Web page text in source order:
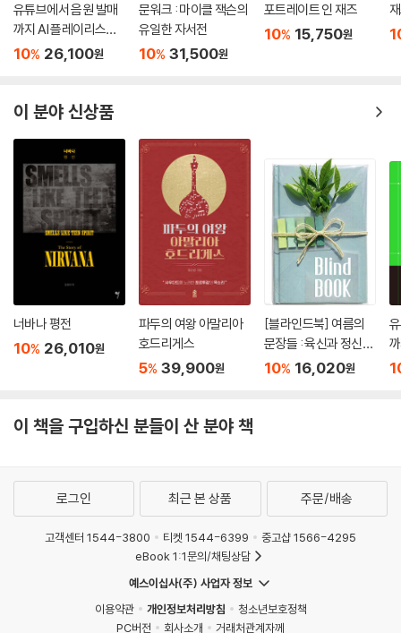
Part 1 플러그인 추가하기
1-1 Mac에서 플러그인 추가
2-1 ADDICTIVE DRUMS2 - XLNAUDIO
2-2 BFD3-FXpansion
2-3 StudioDrummer - Native Instruments(어쿠스틱 드럼)
2-4 EZDrummer2 - Toontrack(어쿠스틱 드럼)
2-5 Battery4 - Native Instruments(드럼 샘플러)
3-1 Trilian - Spectrasonics
3-2 Bass Master - Loopmasters
3-3 EZBass - Toontrack
3-4 SubLab - Future Audio Workshop
4-1 Keyscape - Spectrasonics
4-4 Definitive Piano Collection - Native Instruments
Part 5 신디사이저
5-1 Massive X - Native Instruments
5-2 Serum - Xfer Records
5-3 Omnisphere - Spectrasonics
5-4 Iris2 - iZotope
유튜브에서 음원 발매
까지 AI 플레이리스트
with 수노, 제미나이,
10% 26,100원
문워크 : 마이클 잭슨의
유일한 자서전
10% 31,500원
포트레이트 인 재즈
10% 15,750원
이 분야 신상품
너바나 평전
10% 26,010원
파두의 여왕 아말리아
호드리게스
5% 39,900원
[블라인드북] 여름의
문장들 : 육신과 정신과
일상이 얼마나 쉽게 부
10% 16,020원
이 책을 구입하신 분들이 산 분야 책
로그인 최근 본 상품 주문/배송
고객센터 1544-3800 티켓 1544-6399
중고샵 1566-4295
eBook 1:1문의/채팅상담
예스이십사(주) 사업자 정보
이용약관
개인정보처리방침
청소년보호정책
PC버전
회사소개 거래처관계자께